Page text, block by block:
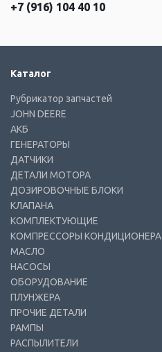
+7 (916) 104 40 10
Каталог
Рубрикатор запчастей
JOHN DEERE
АКБ
ГЕНЕРАТОРЫ
ДАТЧИКИ
ДЕТАЛИ МОТОРА
ДОЗИРОВОЧНЫЕ БЛОКИ
КЛАПАНА
КОМПЛЕКТУЮЩИЕ
КОМПРЕССОРЫ КОНДИЦИОНЕРА
МАСЛО
НАСОСЫ
ОБОРУДОВАНИЕ
ПЛУНЖЕРА
ПРОЧИЕ ДЕТАЛИ
РАМПЫ
РАСПЫЛИТЕЛИ